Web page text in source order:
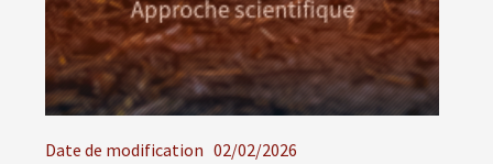
Date de modification 02/02/2026